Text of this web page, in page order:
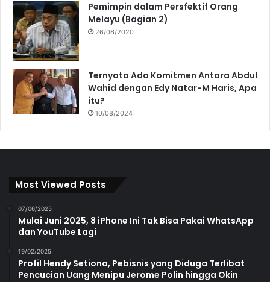
Pemimpin dalam Persfektif Orang
Melayu (Bagian 2)
26/06/2020
Ternyata Ada Komitmen Antara Abdul
Wahid dengan Edy Natar-M Haris, Apa
itu?
10/08/2024
Most Viewed Posts
07/06/2025
Mulai Juni 2025, 8 iPhone Ini Tak Bisa Pakai WhatsApp
dan YouTube Lagi
19/02/2025
Profil Hendy Setiono, Pebisnis yang Diduga Terlibat
Pencucian Uang Menipu Jerome Polin hingga Okin